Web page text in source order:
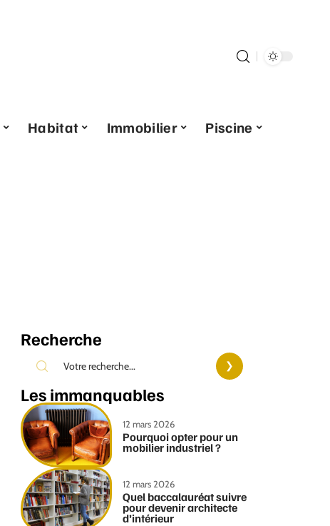
Habitat Immobilier Piscine
Recherche
Les immanquables
12 mars 2026
Pourquoi opter pour un
mobilier industriel ?
12 mars 2026
Quel baccalauréat suivre
pour devenir architecte
d’intérieur